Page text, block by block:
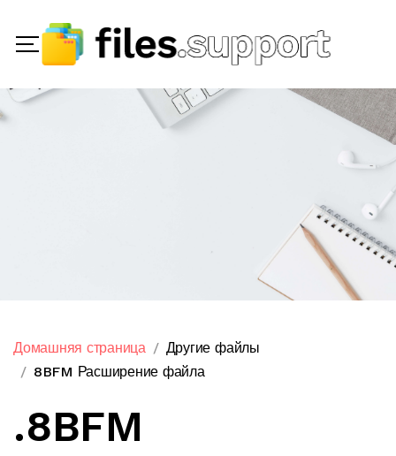
Домашняя страница
Другие файлы
8BFM Расширение файла
.8BFM